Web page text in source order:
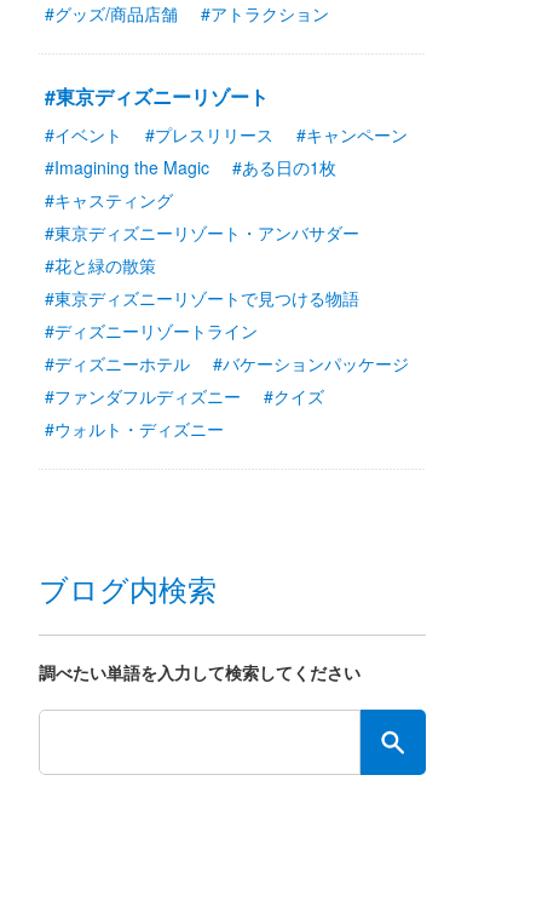
#グッズ/商品店舗
#アトラクション
#東京ディズニーリゾート
#イベント #プレスリリース
#キャンペーン
#Imagining the Magic
#ある日の1枚
#キャスティング
#東京ディズニーリゾート・アンバサダー
#花と緑の散策
#東京ディズニーリゾートで見つける物語
#ディズニーリゾートライン
#ディズニーホテル
#バケーションパッケージ
#ファンダフルディズニー
#クイズ
#ウォルト・ディズニー
ブログ内検索
調べたい単語を入力して検索してください